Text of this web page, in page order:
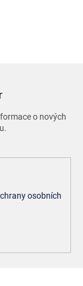
o nových
osobních